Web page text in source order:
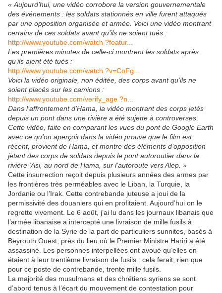
« Aujourd’hui, une vidéo corrobore la version gouvernementale
des événements : les soldats stationnés en ville furent attaqués
par une opposition organisée et armée. Voici une vidéo montrant
certains de ces soldats avant qu’ils ne soient tués :
http://www.youtube.com/watch ?featur...
Les premières minutes de celle-ci montrent les soldats après
qu’ils aient été tués :
http://www.youtube.com/watch ?v=CoFg...
Voici la vidéo originale, non éditée, des corps avant qu’ils ne
soient placés sur les camions :
http://www.youtube.com/verify_age ?n...
Dans l’affrontement d’Hama, la vidéo montrant des corps jetés
depuis un pont dans une rivière a été sujette à controverses.
Cette vidéo, faite en comparant les vues du pont de Google Earth
avec ce qu’on aperçoit dans la vidéo prouve que le film est
récent, provient de Hama, et montre des éléments d’opposition
jetant des corps de soldats depuis le pont autoroutier dans la
rivière ‘Asi, au nord de Hama, sur l’autoroute vers Alep. »
Cette insurrection reçoit depuis plusieurs années des armes par
les frontières très perméables avec le Liban, la Turquie, la
Jordanie ou l’Irak. Cette contrebande juteuse a joui de la
permissivité des douaniers qui en profitaient. Aujourd’hui on le
regrette vivement. Le 6 août, j’ai lu dans les journaux libanais que
l’armée libanaise a intercepté une livraison de mille fusils à
destination de la Syrie de la part de particuliers sunnites, basés à
Beyrouth Ouest, près du lieu où le Premier Ministre Hariri a été
assassiné. Les personnes interpellées ont avoué qu’elles en
étaient à leur trentième livraison de fusils : cela ferait, rien que
pour ce poste de contrebande, trente mille fusils.
La majorité des musulmans et des chrétiens syriens se sont
d’abord tenus à l’écart du mouvement de contestation pour